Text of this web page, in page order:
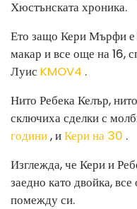
Хюстънската хроника.
Ето защо Кери Мърфи е
макар и все още на 16,
Луис KMOV4 .
Нито Ребека Келър,
сключиха сделки с
години, иКери на 30 .
Изглежда, че Кери и
заедно като двойка,
помежду си.